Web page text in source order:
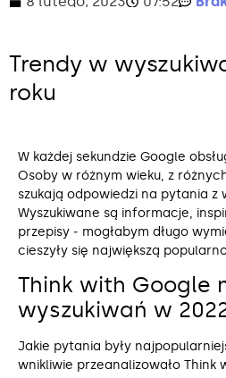
Trendy w
roku
W każdej sekundzie Google
Osoby w różnym wieku, z
szukają odpowiedzi na pytania z
Wyszukiwane są informacje,
przepisy ‒ mogłabym długo
cieszyły się największą
Think with Google
wyszukiwań w
Jakie pytania były
wnikliwie przeanalizowało Think